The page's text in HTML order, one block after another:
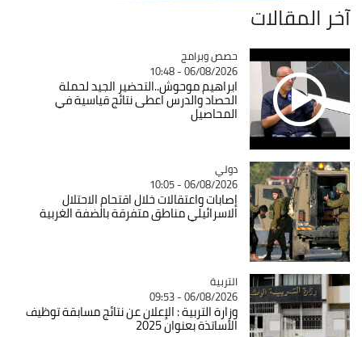
آخر المقالات
Catégorie
حصص وبرامج
06/08/2026 - 10:48
ابراهيم موحوش..التحضير الجيد لحملة
الحصاد والدرس اعطى نتائج قياسية في
المحاصيل
Catégorie
دولي
06/08/2026 - 10:05
إصابات واعتقالات خلال اقتحام الاحتلال
الاسرائيلي مناطق متفرقة بالضفة الغربية
Catégorie
التربية
06/08/2026 - 09:53
وزارة التربية : الإعلان عن نتائج مسابقة توظيف
الأساتذة بعنوان 2025